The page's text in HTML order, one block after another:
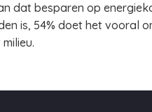
dat besparen op
is, 54% doet het vooral